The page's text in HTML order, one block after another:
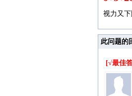
视力又
此问题的
[√最佳